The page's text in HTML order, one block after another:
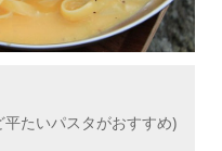
平たいパスタがおすすめ)